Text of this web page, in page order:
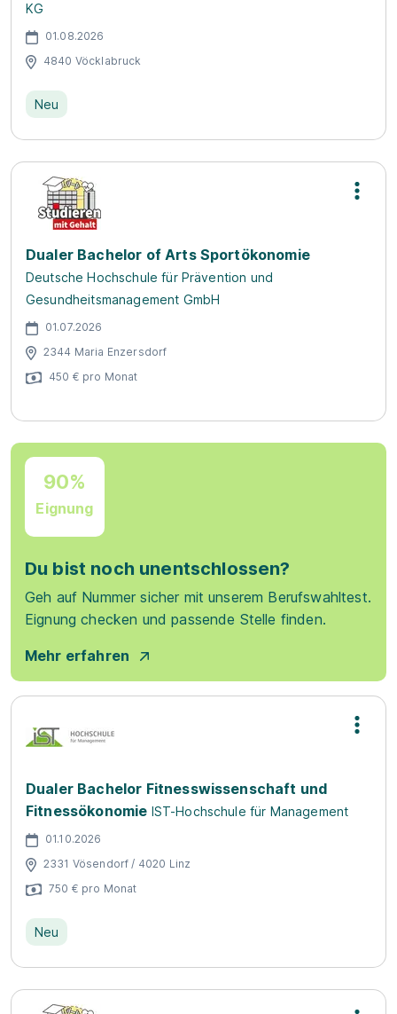
KG
01.08.2026
4840 Vöcklabruck
Neu
Dualer Bachelor of Arts Sportökonomie
Deutsche Hochschule für Prävention und
Gesundheitsmanagement GmbH
01.07.2026
2344 Maria Enzersdorf
450 € pro Monat
90%
Eignung
Du bist noch unentschlossen?
Geh auf Nummer sicher mit unserem Berufswahltest.
Eignung checken und passende Stelle finden.
Mehr erfahren
Dualer Bachelor Fitnesswissenschaft und
Fitnessökonomie IST-Hochschule für Management
01.10.2026
2331 Vösendorf / 4020 Linz
750 € pro Monat
Neu